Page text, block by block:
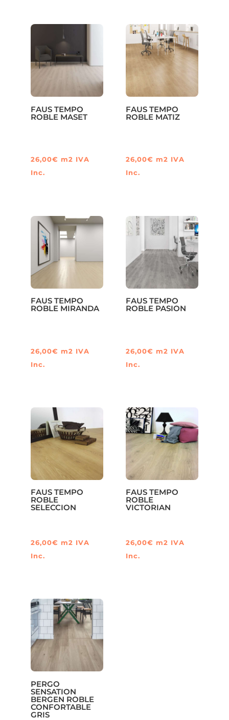
FAUS TEMPO
ROBLE MASET
26,00€ m2 IVA
Inc.
FAUS TEMPO
ROBLE MATIZ
26,00€ m2 IVA
Inc.
FAUS TEMPO
ROBLE MIRANDA
26,00€ m2 IVA
Inc.
FAUS TEMPO
ROBLE PASION
26,00€ m2 IVA
Inc.
FAUS TEMPO
ROBLE
SELECCION
26,00€ m2 IVA
Inc.
FAUS TEMPO
ROBLE
VICTORIAN
26,00€ m2 IVA
Inc.
PERGO
SENSATION
BERGEN ROBLE
CONFORTABLE
GRIS